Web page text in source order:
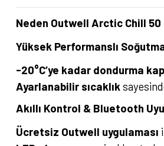
Neden Outwell Arctic Chill 50
Yüksek Performanslı
-20°C’ye kadar dondurma
Ayarlanabilir sıcaklık
Akıllı Kontrol & Bluetooth
Ücretsiz Outwell uygulaması